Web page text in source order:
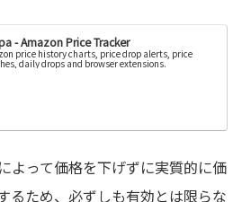
- Amazon Price Tracker
price history charts, price drop alerts, price
daily drops and browser extensions.
よって価格を下げずに実質的に価
るため、必ずしも有効とは限らな